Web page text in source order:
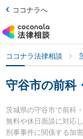
ココナラへ
ココナラ法律相談
守谷市の前科
茨城県の守谷市で前科
無料や休日面談に対応
刑事事件に関係する加